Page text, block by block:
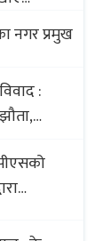
नगर प्रमुख
: